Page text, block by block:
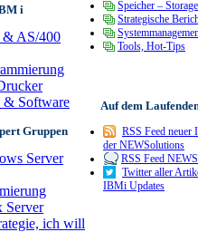
i
AS/400
& Software
Gruppen
Server
Server
ich will
Speicher – Storage
Strategische
Tools, Hot-Tips
Auf dem
RSS Feed
der NEWSolutions
RSS Feed
Twitter aller
IBMi Updates